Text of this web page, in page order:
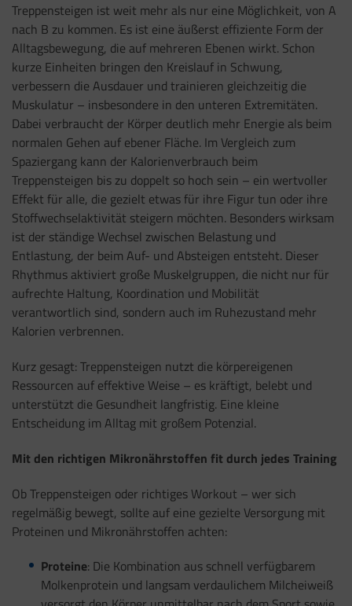
Treppensteigen ist weit mehr als nur eine Möglichkeit, von A
nach B zu kommen. Es ist eine äußerst effiziente Form der
Alltagsbewegung, die auf mehreren Ebenen wirkt. Schon
kurze Einheiten bringen den Kreislauf in Schwung,
verbessern die Ausdauer und trainieren gleichzeitig die
Muskulatur – insbesondere in den unteren Extremitäten.
Dabei verbraucht der Körper deutlich mehr Energie als beim
normalen Gehen auf ebener Fläche. Im Vergleich zum
Spaziergang kann der Kalorienverbrauch beim
Treppensteigen bis zu doppelt so hoch sein – ein wertvoller
Effekt für alle, die gezielt etwas für ihre Figur tun oder ihre
Stoffwechselaktivität steigern möchten. Besonders wirksam
ist der ständige Wechsel zwischen Belastung und
Entlastung, der beim Auf- und Absteigen entsteht. Dieser
Rhythmus aktiviert große Muskelgruppen, die nicht nur für
aufrechte Haltung, Koordination und Mobilität
verantwortlich sind, sondern auch im Ruhezustand mehr
Kalorien verbrennen.
Kurz gesagt: Treppensteigen nutzt die körpereigenen
Ressourcen auf effektive Weise – es kräftigt, belebt und
unterstützt die Gesundheit langfristig. Eine kleine
Entscheidung im Alltag mit großem Potenzial.
Mit den richtigen Mikronährstoffen fit durch jedes Training
Ob Treppensteigen oder richtiges Workout – wer sich
regelmäßig bewegt, sollte auf eine gezielte Versorgung mit
Proteinen und Mikronährstoffen achten:
Proteine: Die Kombination aus schnell verfügbarem
Molkenprotein und langsam verdaulichem Milcheiweiß